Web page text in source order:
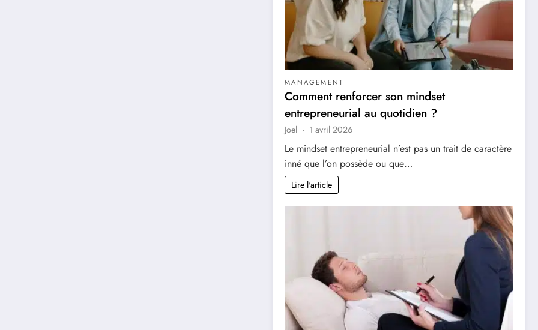
MANAGEMENT
Comment renforcer son mindset
entrepreneurial au quotidien ?
Joel 1 avril 2026
Le mindset entrepreneurial n’est pas un trait de caractère
inné que l’on possède ou que…
Lire l'article